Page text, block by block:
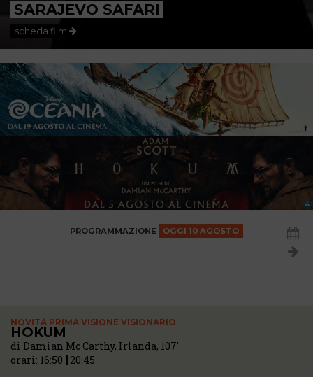
SARAJEVO SAFARI
scheda film
PROGRAMMAZIONE OGGI 10 AGOSTO
NOVITÀ PRIMA VISIONE VISIONARIO
HOKUM
di Damian Mc Carthy, Irlanda, 107'
orari: 16:50 20:45